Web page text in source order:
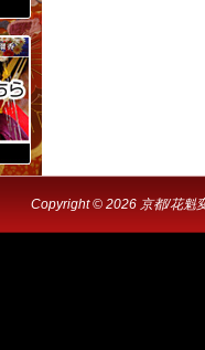
Copyright © 2026 京都/花魁